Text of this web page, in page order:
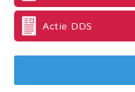
Actie DDS